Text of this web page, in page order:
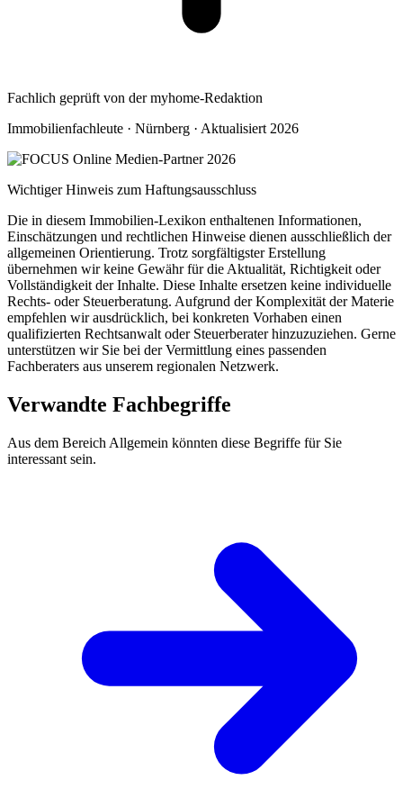
Fachlich geprüft von der myhome-Redaktion
Immobilienfachleute · Nürnberg · Aktualisiert 2026
Wichtiger Hinweis zum Haftungsausschluss
Die in diesem Immobilien-Lexikon enthaltenen Informationen,
Einschätzungen und rechtlichen Hinweise dienen ausschließlich der
allgemeinen Orientierung. Trotz sorgfältigster Erstellung
übernehmen wir keine Gewähr für die Aktualität, Richtigkeit oder
Vollständigkeit der Inhalte. Diese Inhalte ersetzen keine individuelle
Rechts- oder Steuerberatung. Aufgrund der Komplexität der Materie
empfehlen wir ausdrücklich, bei konkreten Vorhaben einen
qualifizierten Rechtsanwalt oder Steuerberater hinzuzuziehen. Gerne
unterstützen wir Sie bei der Vermittlung eines passenden
Fachberaters aus unserem regionalen Netzwerk.
Verwandte Fachbegriffe
Aus dem Bereich Allgemein könnten diese Begriffe für Sie
interessant sein.